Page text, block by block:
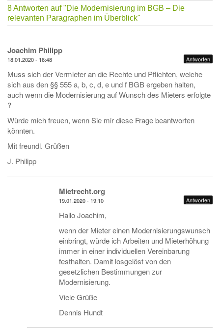
8 Antworten auf"Die Modernisierung im BGB – Die
relevanten Paragraphen im Überblick"
Joachim Philipp
18.01.2020 - 16:48 Antworten
Muss sich der Vermieter an die Rechte und Pflichten, welche
sich aus den §§ 555 a, b, c, d, e und f BGB ergeben halten,
auch wenn die Modernisierung auf Wunsch des Mieters erfolgte
?
Würde mich freuen, wenn Sie mir diese Frage beantworten
könnten.
Mit freundl. Grüßen
J. Philipp
Mietrecht.org
19.01.2020 - 19:10 Antworten
Hallo Joachim,
wenn der Mieter einen Modernisierungswunsch
einbringt, würde ich Arbeiten und Mieterhöhung
immer in einer individuellen Vereinbarung
festhalten. Damit losgelöst von den
gesetzlichen Bestimmungen zur
Modernisierung.
Viele Grüße
Dennis Hundt